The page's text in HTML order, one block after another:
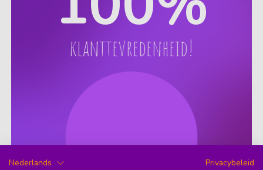
klanttevredenheid!
Nederlands
Privacybeleid